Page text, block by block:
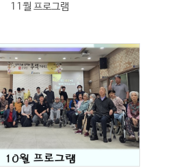
11월 프로그램